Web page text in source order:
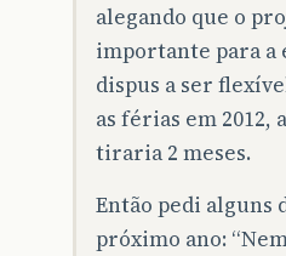
alegando que o
importante para a
dispus a ser
as férias em 2012,
tiraria 2 meses.
Então pedi alguns
próximo ano: